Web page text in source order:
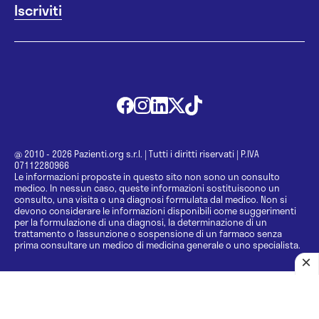
@ 2010 - 2026 Pazienti.org s.r.l. | Tutti i diritti riservati | P.IVA
07112280966
Le informazioni proposte in questo sito non sono un consulto
medico. In nessun caso, queste informazioni sostituiscono un
consulto, una visita o una diagnosi formulata dal medico. Non si
devono considerare le informazioni disponibili come suggerimenti
per la formulazione di una diagnosi, la determinazione di un
trattamento o l’assunzione o sospensione di un farmaco senza
prima consultare un medico di medicina generale o uno specialista.